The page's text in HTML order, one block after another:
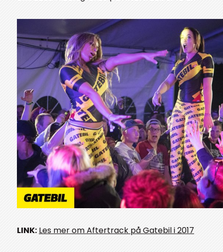
LINK: Les mer om Aftertrack på Gatebil i 2017